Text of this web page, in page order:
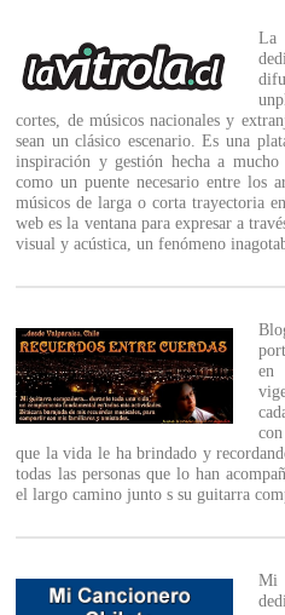
La
cortes, de músicos nacionales y
sean un clásico escenario. Es una
inspiración y gestión hecha a mucho
como un puente necesario entre los
músicos de larga o corta trayectoria
web es la ventana para expresar a
visual y acústica, un fenómeno
en
que la vida le ha brindado y
todas las personas que lo han
el largo camino junto s su guitarra
Mi